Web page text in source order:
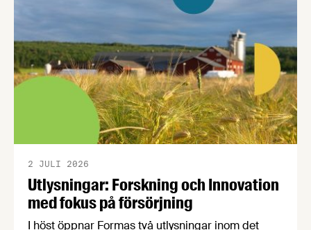
Utlysningar: Forskning och Innovation
med fokus på försörjning
2 JULI 2026
I höst öppnar Formas två utlysningar inom det